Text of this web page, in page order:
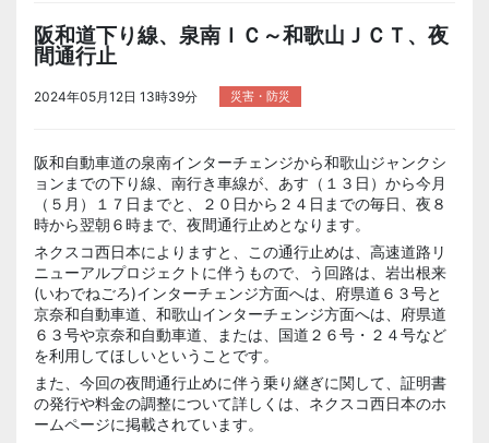
阪和道下り線、泉南ＩＣ～和歌山ＪＣＴ、夜
間通行止
2024年05月12日 13時39分 災害・防災
阪和自動車道の泉南インターチェンジから和歌山ジャンクシ
ョンまでの下り線、南行き車線が、あす（１３日）から今月
（５月）１７日までと、２０日から２４日までの毎日、夜８
時から翌朝６時まで、夜間通行止めとなります。
ネクスコ西日本によりますと、この通行止めは、高速道路リ
ニューアルプロジェクトに伴うもので、う回路は、岩出根来
(いわでねごろ)インターチェンジ方面へは、府県道６３号と
京奈和自動車道、和歌山インターチェンジ方面へは、府県道
６３号や京奈和自動車道、または、国道２６号・２４号など
を利用してほしいということです。
また、今回の夜間通行止めに伴う乗り継ぎに関して、証明書
の発行や料金の調整について詳しくは、ネクスコ西日本のホ
ームページに掲載されています。